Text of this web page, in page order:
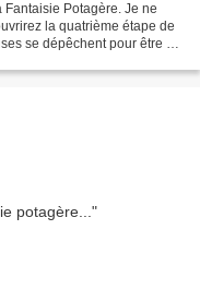
Potagère. Je ne
la quatrième étape de
se dépêchent pour être à